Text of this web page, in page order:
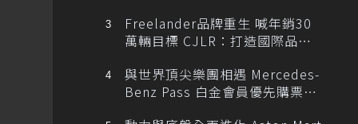
Freelander品牌重生 喊年銷30
萬輛目標 CJLR：打造國際品牌
與世界頂尖樂團相遇 Mercedes-
Benz Pass 白金會員優先購票維